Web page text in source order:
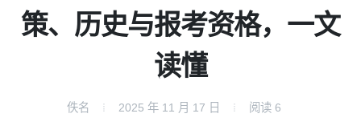
策、历史与报考资格，一文
读懂
佚名 2025 年 11 月 17 日 阅读 6